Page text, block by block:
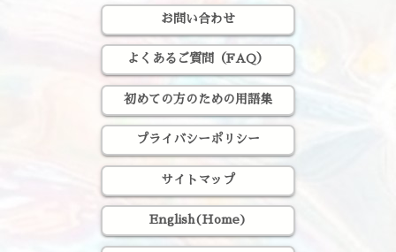
お問い合わせ
よくあるご質問（FAQ）
初めての方のための用語集
プライバシーポリシー
サイトマップ
English(Home)